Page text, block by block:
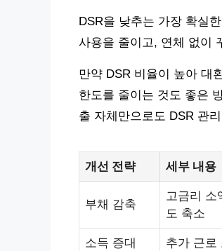
DSR을 낮추는 가장 확실
사용을 줄이고, 연체 없이
만약 DSR 비율이 높아 대
한도를 줄이는 것도 좋은
출 자체만으로도 DSR 관
개선 전략 세부 내용
부채 감축
고금리 소
도 축소
소득 증대 추가 근로